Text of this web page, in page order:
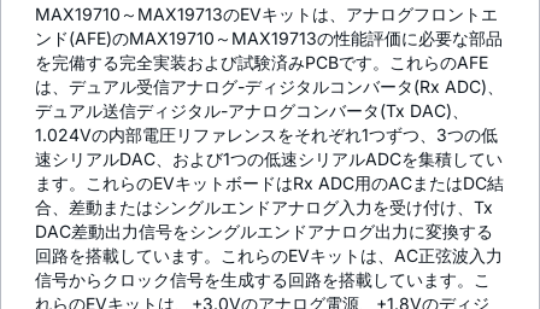
MAX19710～MAX19713のEVキットは、アナログフロントエ
ンド(AFE)のMAX19710～MAX19713の性能評価に必要な部品
を完備する完全実装および試験済みPCBです。これらのAFE
は、デュアル受信アナログ-ディジタルコンバータ(Rx ADC)、
デュアル送信ディジタル-アナログコンバータ(Tx DAC)、
1.024Vの内部電圧リファレンスをそれぞれ1つずつ、3つの低
速シリアルDAC、および1つの低速シリアルADCを集積してい
ます。これらのEVキットボードはRx ADC用のACまたはDC結
合、差動またはシングルエンドアナログ入力を受け付け、Tx
DAC差動出力信号をシングルエンドアナログ出力に変換する
回路を搭載しています。これらのEVキットは、AC正弦波入力
信号からクロック信号を生成する回路を搭載しています。こ
れらのEVキットは、+3.0Vのアナログ電源、+1.8Vのディジ